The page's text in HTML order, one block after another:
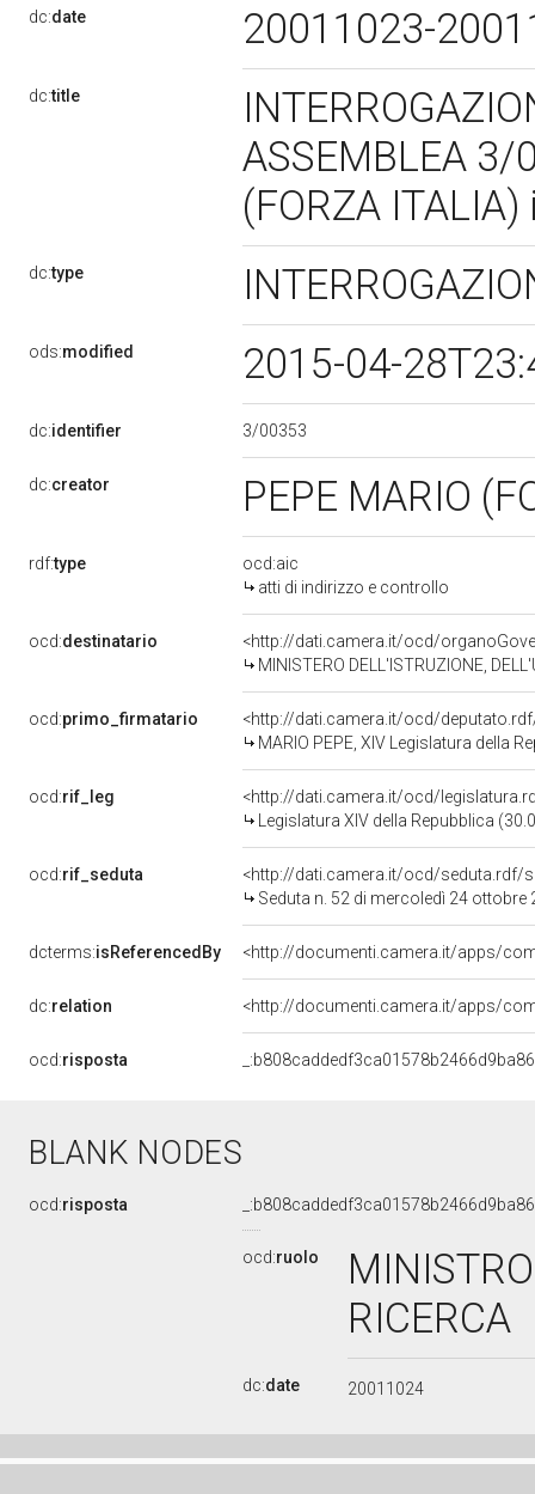
dc:date 20011023-
dc:title
ASSEMBLEA
(FORZA
dc:type
ods:modified 2015-04-
dc:identifier 3/00353
dc:creator PEPE MARIO
rdf:type
ocd:aic
atti di indirizzo e controllo
ocd:destinatario
<http://dati.camera.it/ocd/
MINISTERO DELL'ISTRUZIONE,
ocd:primo_firmatario
<http://dati.camera.it/ocd/
MARIO PEPE, XIV Legislatura della
ocd:rif_leg
<http://dati.camera.it/ocd/
Legislatura XIV della Repubblica
ocd:rif_seduta
<http://dati.camera.it/ocd/seduta.rdf/
Seduta n. 52 di mercoledì 24 ottobre
dcterms:isReferencedBy
dc:relation
ocd:risposta
BLANK NODES
ocd:risposta
ocd:ruolo
RICERCA
dc:date 20011024